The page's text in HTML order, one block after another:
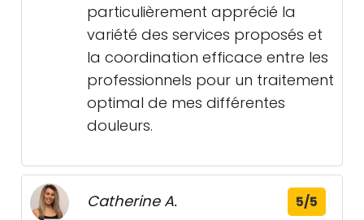
particulièrement apprécié la
variété des services proposés et
la coordination efficace entre les
professionnels pour un traitement
optimal de mes différentes
douleurs.
Catherine A. 5/5